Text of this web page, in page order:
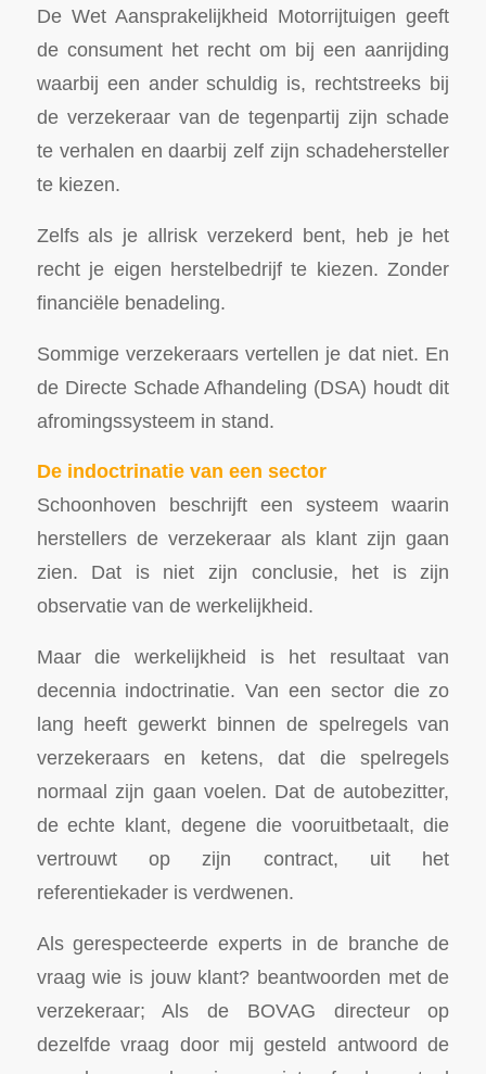
De Wet Aansprakelijkheid Motorrijtuigen geeft
de consument het recht om bij een aanrijding
waarbij een ander schuldig is, rechtstreeks bij
de verzekeraar van de tegenpartij zijn schade
te verhalen en daarbij zelf zijn schadehersteller
te kiezen.
Zelfs als je allrisk verzekerd bent, heb je het
recht je eigen herstelbedrijf te kiezen. Zonder
financiële benadeling.
Sommige verzekeraars vertellen je dat niet. En
de Directe Schade Afhandeling (DSA) houdt dit
afromingssysteem in stand.
De indoctrinatie van een sector
Schoonhoven beschrijft een systeem waarin
herstellers de verzekeraar als klant zijn gaan
zien. Dat is niet zijn conclusie, het is zijn
observatie van de werkelijkheid.
Maar die werkelijkheid is het resultaat van
decennia indoctrinatie. Van een sector die zo
lang heeft gewerkt binnen de spelregels van
verzekeraars en ketens, dat die spelregels
normaal zijn gaan voelen. Dat de autobezitter,
de echte klant, degene die vooruitbetaalt, die
vertrouwt op zijn contract, uit het
referentiekader is verdwenen.
Als gerespecteerde experts in de branche de
vraag wie is jouw klant? beantwoorden met de
verzekeraar; Als de BOVAG directeur op
dezelfde vraag door mij gesteld antwoord de